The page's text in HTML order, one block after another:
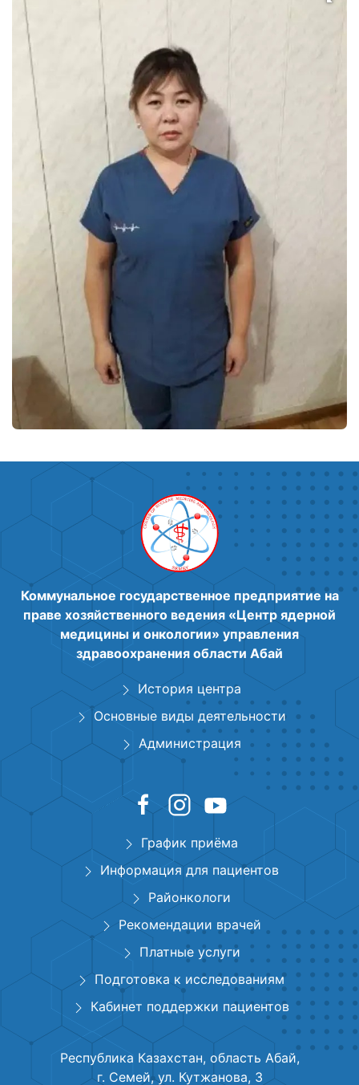
Коммунальное государственное предприятие на
праве хозяйственного ведения «Центр ядерной
медицины и онкологии» управления
здравоохранения области Абай
История центра
Основные виды деятельности
Администрация
График приёма
Информация для пациентов
Районкологи
Рекомендации врачей
Платные услуги
Подготовка к исследованиям
Кабинет поддержки пациентов
Республика Казахстан, область Абай,
г. Семей, ул. Кутжанова, 3